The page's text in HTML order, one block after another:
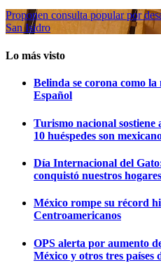
Proponen consulta popular por
San Isidro
Lo más visto
Belinda se corona como la
Español
Turismo nacional sostiene
10 huéspedes son
Día Internacional del
conquistó nuestros
México rompe su récord
Centroamericanos
OPS alerta por aumento
México y otros tres países